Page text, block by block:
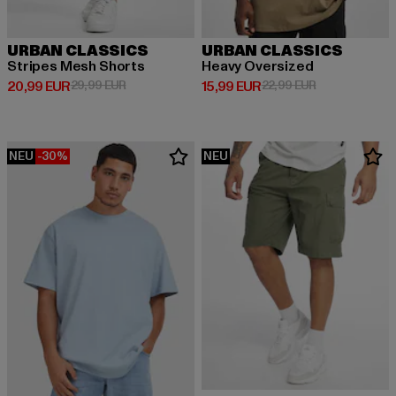
URBAN CLASSICS
Stripes Mesh Shorts
20,99 EUR
Derzeitiger Preis: 20,99 EUR
29,99 EURAktionspreis: 29,99 EUR
URBAN CLASSICS
Heavy Oversized
15,99 EUR
Derzeitiger Preis: 15,99 EUR
22,99 EURAktionspreis:
NEU -30% NEU